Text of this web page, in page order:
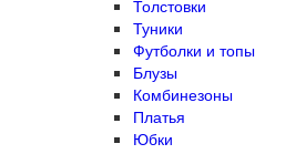
Толстовки
Туники
Футболки и топы
Блузы
Комбинезоны
Платья
Юбки